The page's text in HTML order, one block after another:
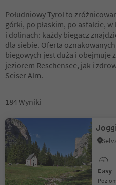
Południowy Tyrol to
górki, po płaskim, po asfalcie, w
i dolinach: każdy biegacz
dla siebie. Oferta
biegowych jest duża i obejmuje
jeziorem Reschensee, jak i
Seiser Alm.
184Wyniki
Easy
Poziom